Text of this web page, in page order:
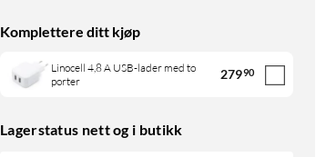
Komplettere ditt kjøp
Linocell 4,8 A USB-lader med to
porter
27990
Lagerstatus nett og i butikk